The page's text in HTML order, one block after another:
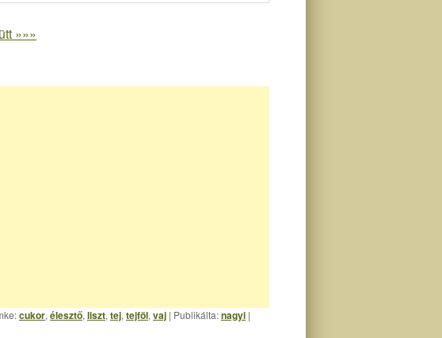
»»»
cukor, élesztő, liszt, tej, tejföl, vaj | Publikálta:nagyi |